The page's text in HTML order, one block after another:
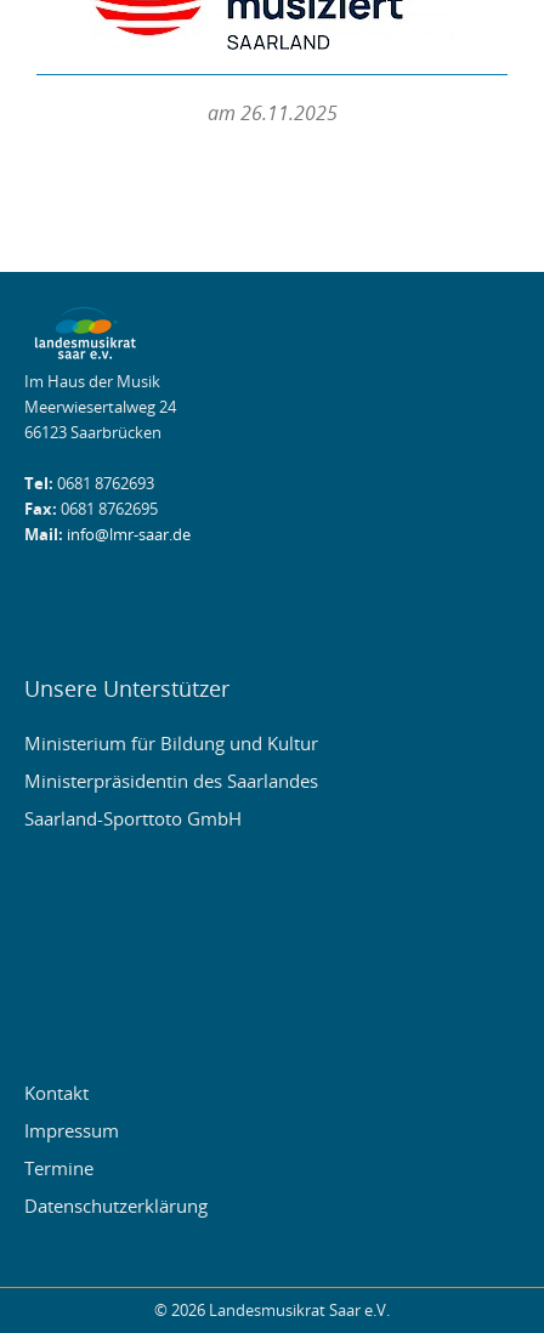
am 26.11.2025
Im Haus der Musik
Meerwiesertalweg 24
66123 Saarbrücken
Tel: 0681 8762693
Fax: 0681 8762695
Mail: info@lmr-saar.de
Unsere Unterstützer
Ministerium für Bildung und Kultur
Ministerpräsidentin des Saarlandes
Saarland-Sporttoto GmbH
Kontakt
Impressum
Termine
Datenschutzerklärung
© 2026 Landesmusikrat Saar e.V.